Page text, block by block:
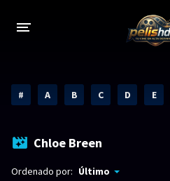
1080p
2160p REMUX 4K
# A B C D E
Chloe Breen
Ordenado por: Último